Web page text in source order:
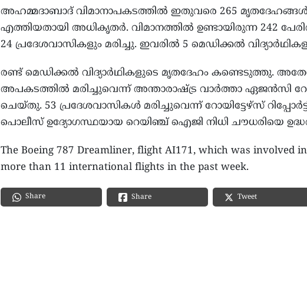
അഹമ്മദാബാദ് വിമാനാപകടത്തിൽ ഇതുവരെ 265
എത്തിയതായി അധികൃതർ. വിമാനത്തിൽ ഉണ്ടായിരുന്ന 242
24 പ്രദേശവാസികളും മരിച്ചു. ഇവരിൽ 5 മെഡിക്കൽ
രണ്ട് മെഡിക്കൽ വിദ്യാർഥികളുടെ മൃതദേഹം കണ്ടെടുത്തു.
അപകടത്തിൽ മരിച്ചുവെന്ന് അന്താരാഷ്ട്ര വാർത്താ ഏജൻസി
ചെയ്തു. 53 പ്രദേശവാസികൾ മരിച്ചുവെന്ന് റോയിട്ടേഴ്സ്
പൊലീസ് ഉദ്യോ​ഗസ്ഥയായ റെയിഞ്ച് ഐജി നിധി ചൗധരിയെ
The Boeing 787 Dreamliner, flight AI171, which was involved
more than 11 international flights in the past week.
Share Share Tweet